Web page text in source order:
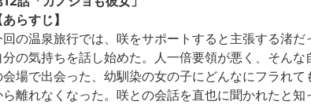
あらすじ】
回の温泉旅行では、咲をサポートすると主張する渚
分の気持ちを話し始めた。人一倍要領が悪く、そん
会場で出会った、幼馴染の女の子にどんなにフラれ
ら離れなくなった。咲との会話を直也に聞かれたと知